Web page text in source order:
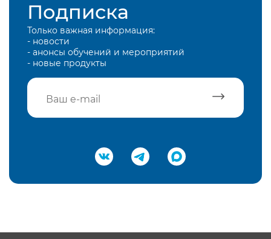
Подписка
Только важная информация:
- новости
- анонсы обучений и мероприятий
- новые продукты
Подтвердить e-mail